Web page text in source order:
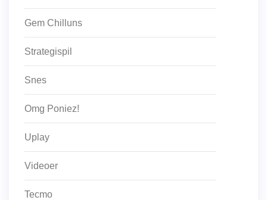
Gem Chilluns
Strategispil
Snes
Omg Poniez!
Uplay
Videoer
Tecmo